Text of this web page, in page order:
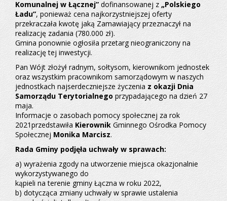
Komunalnej w Łącznej” dofinansowanej z „Polskiego
Ładu”, ponieważ cena najkorzystniejszej oferty
przekraczała kwotę jaką Zamawiający przeznaczył na
realizację zadania (780.000 zł).
Gmina ponownie ogłosiła przetarg nieograniczony na
realizację tej inwestycji.
Pan Wójt złożył radnym, sołtysom, kierownikom jednostek
oraz wszystkim pracownikom samorządowym w naszych
jednostkach najserdeczniejsze życzenia z okazji Dnia
Samorządu Terytorialnego przypadającego na dzień 27
maja.
Informacje o zasobach pomocy społecznej za rok
2021przedstawiła Kierownik Gminnego Ośrodka Pomocy
Społecznej Monika Marcisz.
Rada Gminy podjęła uchwały w sprawach:
a) wyrażenia zgody na utworzenie miejsca okazjonalnie
wykorzystywanego do
kąpieli na terenie gminy Łączna w roku 2022,
b) dotycząca zmiany uchwały w sprawie ustalenia